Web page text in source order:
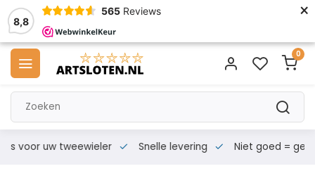
8,8
565 Reviews ×
0
voor uw tweewieler Snelle levering Niet goed = geld